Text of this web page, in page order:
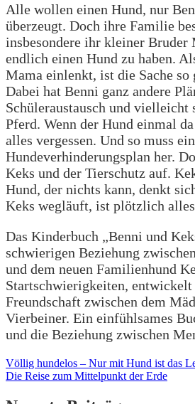
Alle wollen einen Hund, nur
überzeugt. Doch ihre Familie
insbesondere ihr kleiner Bruder
endlich einen Hund zu haben.
Mama einlenkt, ist die Sache so
Dabei hat Benni ganz andere
Schüleraustausch und vielleicht
Pferd. Wenn der Hund einmal
alles vergessen. Und so muss ein
Hundeverhinderungsplan her.
Keks und der Tierschutz auf.
Hund, der nichts kann, denkt
Keks wegläuft, ist plötzlich alles
Das Kinderbuch „Benni und
schwierigen Beziehung
und dem neuen Familienhund
Startschwierigkeiten, entwickelt
Freundschaft zwischen dem
Vierbeiner. Ein einfühlsames
und die Beziehung zwischen
Beitragsnavigation
Völlig hundelos – Nur mit Hund ist das
Die Reise zum Mittelpunkt der Erde